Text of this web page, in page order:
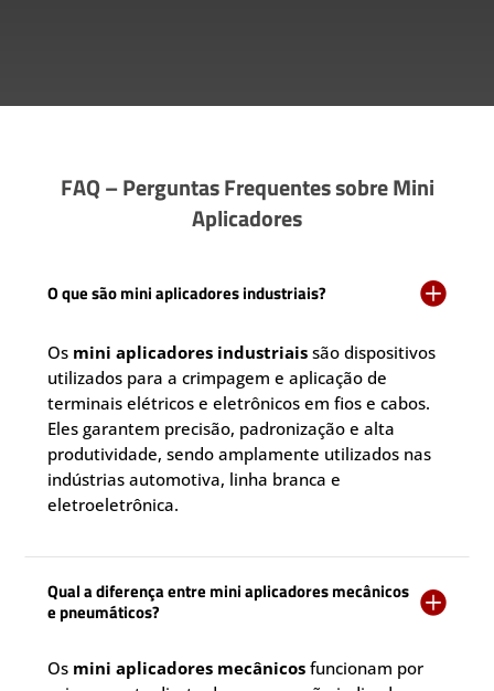
FAQ – Perguntas Frequentes sobre Mini
Aplicadores
O que são mini aplicadores industriais? 
Os mini aplicadores industriais são dispositivos
utilizados para a crimpagem e aplicação de
terminais elétricos e eletrônicos em fios e cabos.
Eles garantem precisão, padronização e alta
produtividade, sendo amplamente utilizados nas
indústrias automotiva, linha branca e
eletroeletrônica.
Qual a diferença entre mini aplicadores mecânicos
e pneumáticos?

Os mini aplicadores mecânicos funcionam por